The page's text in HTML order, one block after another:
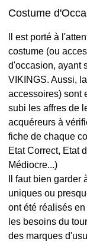
Costume
ll est porté à
costume (ou
d'occasion, ayant
VIKINGS. Aussi,
accessoires) sont
subi les affres de
acquéreurs à
fiche de chaque
Etat Correct, Etat
Médiocre...)
Il faut bien
uniques ou
ont été réalisés
les besoins du
des marques